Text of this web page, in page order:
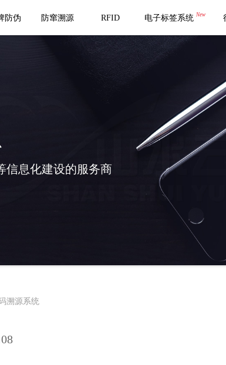
防伪 防窜溯源 RFID 电子标签系统 New
信息化建设的服务商
溯源系统